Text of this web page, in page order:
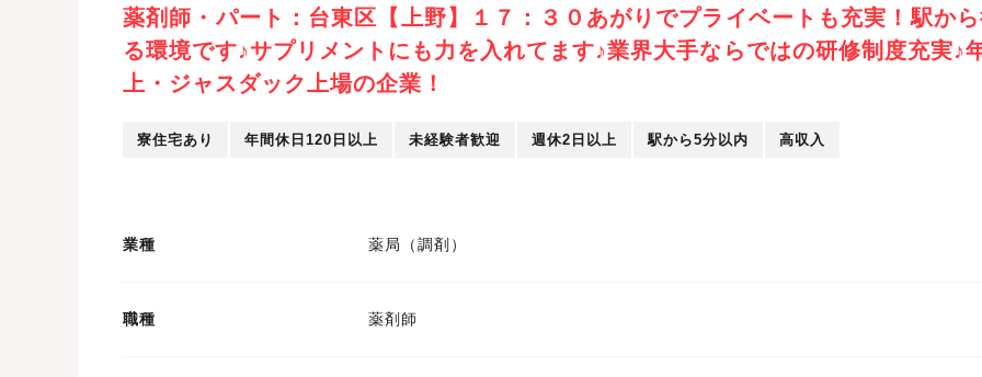
薬剤師・パート：台東区【上野】１７：３０あがりでプライベートも充実！駅か
る環境です♪サプリメントにも力を入れてます♪業界大手ならではの研修制度充実♪
上・ジャスダック上場の企業！
寮住宅あり 年間休日120日以上 未経験者歓迎 週休2日以上 駅から5分以内 高収入
業種 薬局（調剤）
職種 薬剤師